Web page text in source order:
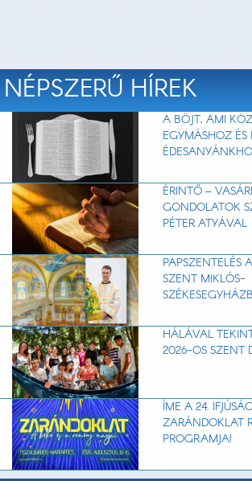
NÉPSZERŰ HÍREK
A BÖJT, AMI
EGYMÁSHOZ ÉS
ÉRINTŐ –
GONDOLATOK
PÉTER ATYÁVAL
PAPSZENTELÉS
SZENT MIKLÓS-
HÁLÁVAL
2026-OS SZENT
ÍME A 24.
ZARÁNDOKLAT
PROGRAMJA!